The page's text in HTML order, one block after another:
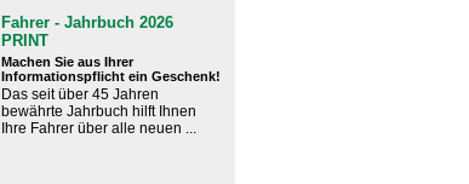
Fahrer - Jahrbuch 2026
PRINT
Machen Sie aus Ihrer
Informationspflicht ein Geschenk!
Das seit über 45 Jahren
bewährte Jahrbuch hilft Ihnen
Ihre Fahrer über alle neuen ...